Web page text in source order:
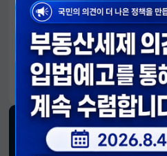
알림판
국민이 만든 대전환의 길-회복과 도
재정경제부